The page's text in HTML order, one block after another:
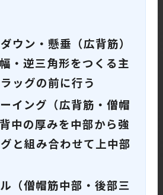
ウン・懸垂（広背筋）
・逆三角形をつくる主
ッグの前に行う
イング（広背筋・僧帽
中の厚みを中部から強
と組み合わせて上中部
（僧帽筋中部・後部三